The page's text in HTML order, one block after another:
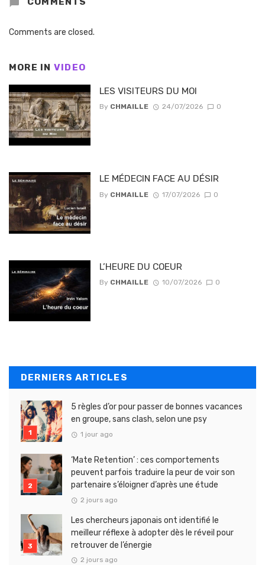
Comments are closed.
MORE IN VIDEO
LES VISITEURS DU MOI
By CHMAILLE 24/07/2026 0
LE MÉDECIN FACE AU DÉSIR
By CHMAILLE 17/07/2026 0
L’HEURE DU COEUR
By CHMAILLE 10/07/2026 0
DERNIERS ARTICLES
5 règles d’or pour passer de bonnes vacances
en groupe, sans clash, selon une psy
1 jour ago
‘Mate Retention’ : ces comportements
peuvent parfois traduire la peur de voir son
partenaire s’éloigner d’après une étude
2 jours ago
Les chercheurs japonais ont identifié le
meilleur réflexe à adopter dès le réveil pour
retrouver de l’énergie
2 jours ago